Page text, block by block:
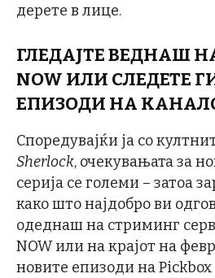
дерете в лице.
ГЛЕДАЈТЕ ВЕДНАШ
NOW ИЛИ СЛЕДЕТЕ
ЕПИЗОДИ НА
Споредувајќи ја со
Sherlock, очекувањата за
серија се големи – затоа
како што најдобро ви
одеднаш на стриминг
NOW или на крајот на
новите епизоди на Pickbox